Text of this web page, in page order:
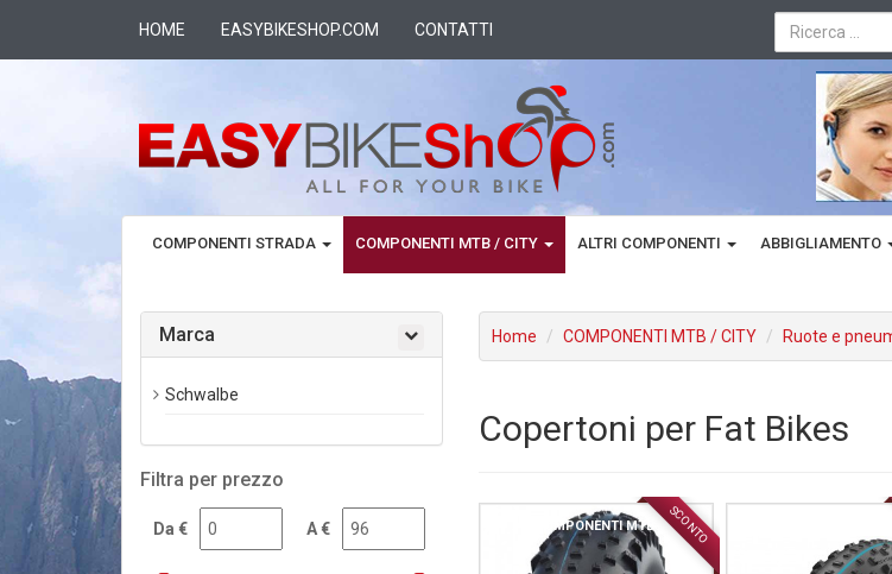
HOME EASYBIKESHOP.COM CONTATTI
COMPONENTI STRADA COMPONENTI MTB / CITY ALTRI COMPONENTI ABBIGLIAMENTO
Home COMPONENTI MTB / CITY Ruote e
Copertoni per Fat Bikes
SCONTO
COMPONENTI MTB / CITY COMPONENTI
Marca
Schwalbe
Filtra per prezzo
Da € A €